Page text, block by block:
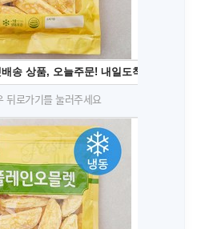
뒤로가기를 눌러주세요